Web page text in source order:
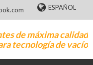
ESPAÑOL
de máxima calidad
tecnología de vacío